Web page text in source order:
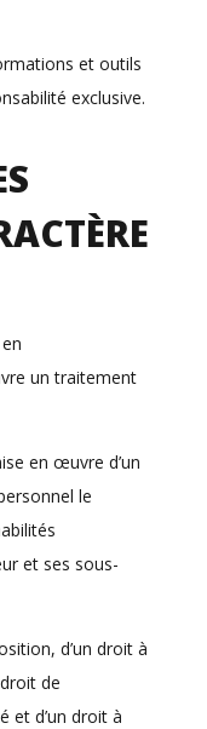
et outils
exclusive.
un traitement
en œuvre d’un
le
et ses sous-
d’un droit à
de
et d’un droit à